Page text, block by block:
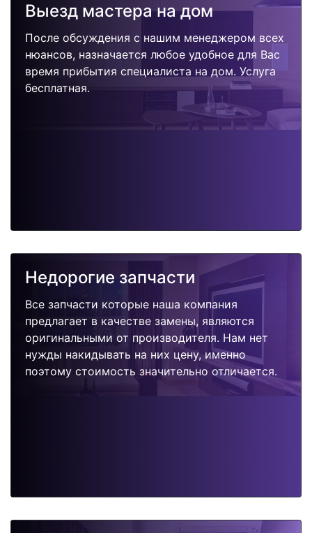
Выезд мастера на дом
После обсуждения с нашим менеджером всех
нюансов, назначается любое удобное для Вас
время прибытия специалиста на дом. Услуга
бесплатная.
Недорогие запчасти
Все запчасти которые наша компания
предлагает в качестве замены, являются
оригинальными от производителя. Нам нет
нужды накидывать на них цену, именно
поэтому стоимость значительно отличается.